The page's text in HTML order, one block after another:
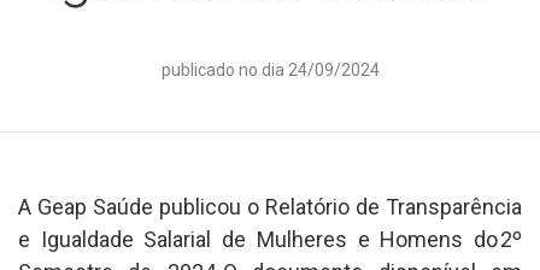
publicado no dia 24/09/2024
A Geap Saúde publicou o Relatório de Transparência
e Igualdade Salarial de Mulheres e Homens do 2º